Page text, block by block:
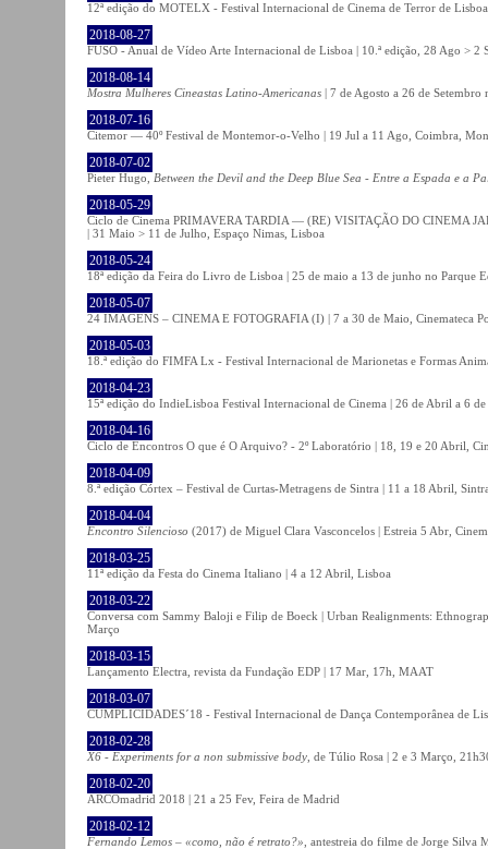
12ª edição do MOTELX - Festival Internacional de Cinema de Terror de
2018-08-27
FUSO - Anual de Vídeo Arte Internacional de Lisboa | 10.ª edição, 28 Ago > 2
2018-08-14
Mostra Mulheres Cineastas Latino-Americanas | 7 de Agosto a 26 de Setembro
2018-07-16
Citemor — 40º Festival de Montemor-o-Velho | 19 Jul a 11 Ago, Coimbra,
2018-07-02
Pieter Hugo, Between the Devil and the Deep Blue Sea - Entre a Espada e a
2018-05-29
Ciclo de Cinema PRIMAVERA TARDIA — (RE) VISITAÇÃO DO CINEMA
| 31 Maio > 11 de Julho, Espaço Nimas, Lisboa
2018-05-24
18ª edição da Feira do Livro de Lisboa | 25 de maio a 13 de junho no Parque
2018-05-07
24 IMAGENS – CINEMA E FOTOGRAFIA (I) | 7 a 30 de Maio, Cinemateca
2018-05-03
18.ª edição do FIMFA Lx - Festival Internacional de Marionetas e Formas
2018-04-23
15ª edição do IndieLisboa Festival Internacional de Cinema | 26 de Abril a 6
2018-04-16
Ciclo de Encontros O que é O Arquivo? - 2º Laboratório | 18, 19 e 20 Abril,
2018-04-09
8.ª edição Córtex – Festival de Curtas-Metragens de Sintra | 11 a 18 Abril,
2018-04-04
Encontro Silencioso (2017) de Miguel Clara Vasconcelos | Estreia 5 Abr,
2018-03-25
11ª edição da Festa do Cinema Italiano | 4 a 12 Abril, Lisboa
2018-03-22
Conversa com Sammy Baloji e Filip de Boeck | Urban Realignments:
Março
2018-03-15
Lançamento Electra, revista da Fundação EDP | 17 Mar, 17h, MAAT
2018-03-07
CUMPLICIDADES´18 - Festival Internacional de Dança Contemporânea de
2018-02-28
X6 - Experiments for a non submissive body , de Túlio Rosa | 2 e 3 Março,
2018-02-20
ARCOmadrid 2018 | 21 a 25 Fev, Feira de Madrid
2018-02-12
Fernando Lemos – «como, não é retrato?» , antestreia do filme de Jorge Silva